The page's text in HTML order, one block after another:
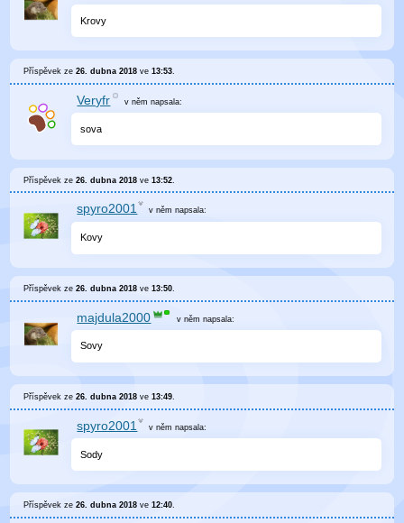
Krovy
Příspěvek ze26. dubna 2018 ve13:53.
Veryfr v němnapsala:
sova
Příspěvek ze26. dubna 2018 ve13:52
spyro2001 v něm napsala:
Kovy
Příspěvek ze26. dubna 2018 ve13:50
majdula2000 v něm napsala:
Sovy
Příspěvek ze26. dubna 2018 ve13:49.
spyro2001 v něm napsala:
Sody
Příspěvek ze26. dubna 2018 ve12:40.